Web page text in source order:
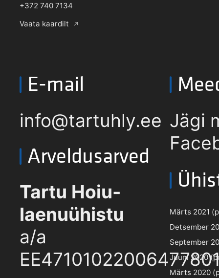
+372 740 7134
Vaata kaardilt
E-mail
info@tartuhly.ee
Arveldusarved
Tartu Hoiu-
laenuühistu
a/a
Jägi
Märts 2021
Detsember
September
Juuni 2020
Märts 2020